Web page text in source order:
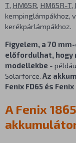
T, HM65R, HM65R-T,
kempinglámpákhoz,
kerékpárlámpákhoz.
Figyelem, a 70
előfordulhat, hogy
modellekbe -
Solarforce. Az
Fenix FD65 és
A Fenix